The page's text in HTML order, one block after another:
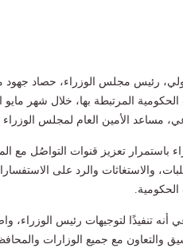
رئيس مجلس الوزراء، حصاد جهود
الحكومية المرتبطة بها، خلال شهر
مساعد الأمين العام لمجلس
تعزيز قنوات التواصُل مع
والاستغاثات والرد على
أنه تنفيذًا لتوجيهات رئيس
والتعاون مع جميع الوزارات